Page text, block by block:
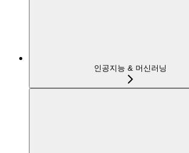
인공지능 & 머신러닝